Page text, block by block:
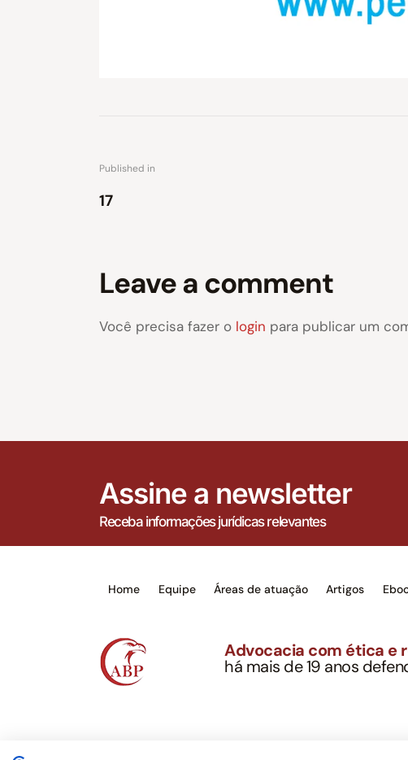
Published in
17
Leave a comment
Você precisa fazer o login para publicar um
Assine a newsletter
Receba informações jurídicas relevantes
Home Equipe Áreas de atuação Artigos
Advocacia com ética e
há mais de 19 anos
Este site não é um produto Meta Platforms, Inc., Google